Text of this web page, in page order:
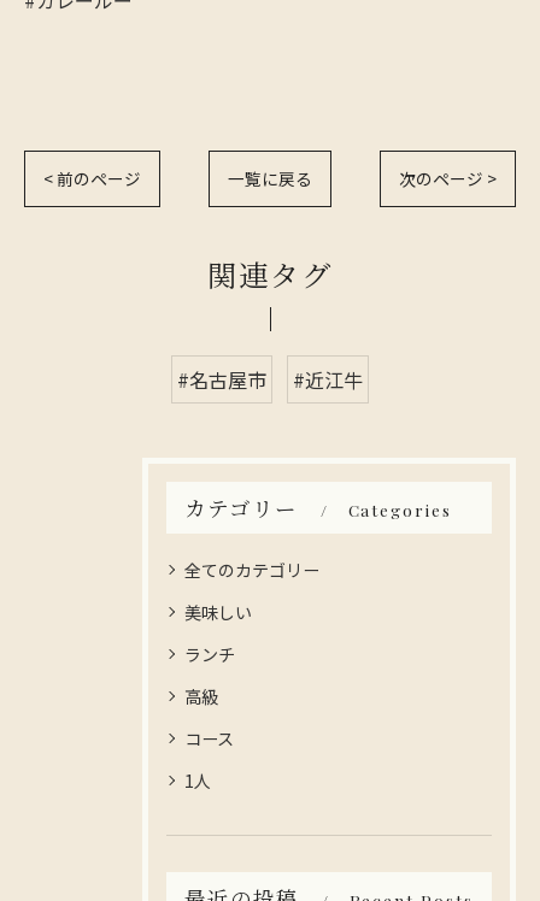
< 前のページ 一覧に戻る 次のページ >
関連タグ
#名古屋市 #近江牛
カテゴリー Categories
全てのカテゴリー
美味しい
ランチ
高級
コース
1人